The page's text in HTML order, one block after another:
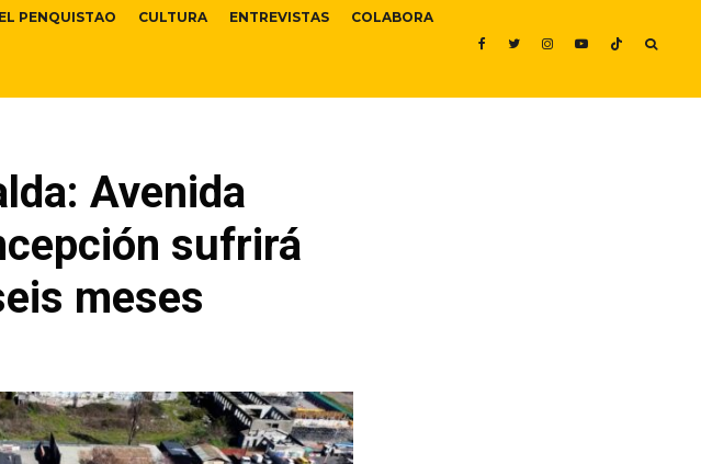
EL PENQUISTAO CULTURA ENTREVISTAS COLABORA
Avenida
sufrirá
meses